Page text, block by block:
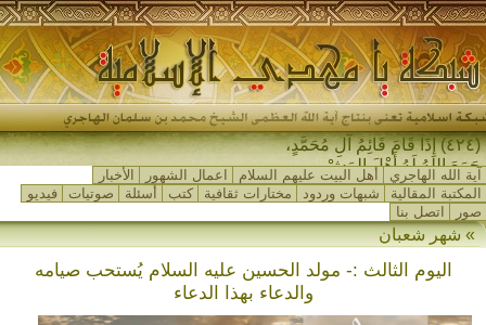
(٤٢٤) إِذَا قَامَ قَائِمُ آلِ مُحَمَّدٍ،
جَمَعَ اللهُ لَهُ أَهْلَ المَشْرِقِ _
آية الله الهاجري أهل البيت عليهم السلام اعمال الشهور
الأخبار
المكتبة المقالية
شبهات وردود مختارات ثقافية كتب أسئلة صوتيات
فيديو
صور
اتصل بنا
» شهر شعبان
اليوم الثالث :- مولد الحسين عليه السلام يُستحب صيامه
والدعاء بهذا الدعاء